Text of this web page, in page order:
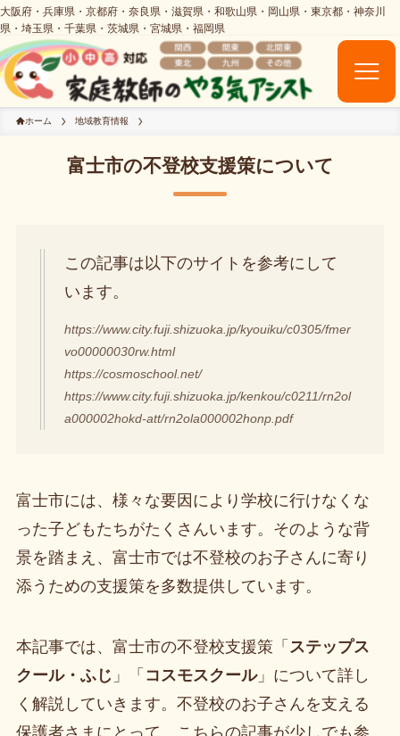
ホーム 地域教育情報
富士市の不登校支援策について
この記事は以下のサイトを参考にして
います。
https://www.city.fuji.shizuoka.jp/kyouiku/c0305/fmer
vo00000030rw.html
https://cosmoschool.net/
https://www.city.fuji.shizuoka.jp/kenkou/c0211/rn2ol
a000002hokd-att/rn2ola000002honp.pdf
富士市には、様々な要因により学校に行けなくな
った子どもたちがたくさんいます。そのような背
景を踏まえ、富士市では不登校のお子さんに寄り
添うための支援策を多数提供しています。
本記事では、富士市の不登校支援策「 ステップス
クール・ふじ 」「 コスモスクール」について詳し
く解説していきます。不登校のお子さんを支える
保護者さまにとって、こちらの記事が少しでも参